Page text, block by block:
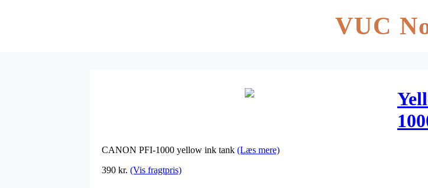
VUC
CANON PFI-1000 yellow ink tank (Læs mere)
390 kr. (Vis fragtpris)